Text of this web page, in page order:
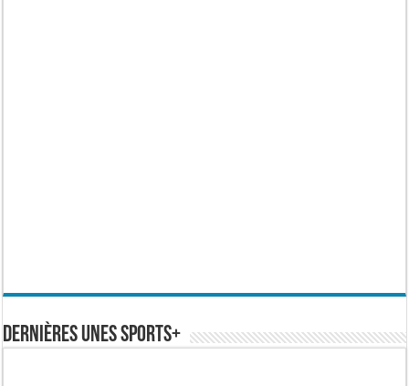
Dernières Unes Sports+